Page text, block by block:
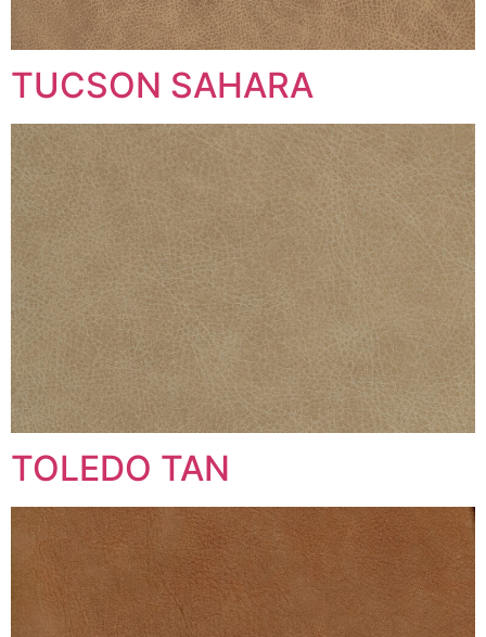
TUCSON SAHARA
TOLEDO TAN